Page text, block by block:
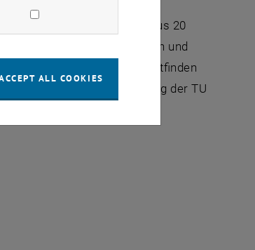
WissenschaftlerInnen aus 20
theoretischen und
im Kuppelsaal der TU stattfinden
und Wärmeübertragung der TU
ALL COOKIES